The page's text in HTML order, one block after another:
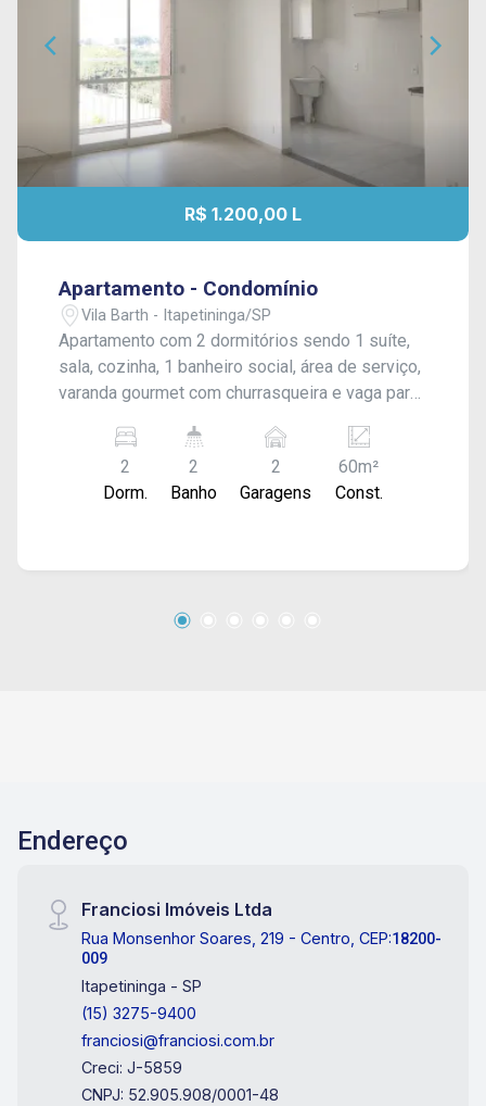
R$ 1.200,00 L
Apartamento - Condomínio
Vila Barth - Itapetininga/SP
Apartamento com 2 dormitórios sendo 1 suíte,
sala, cozinha, 1 banheiro social, área de serviço,
varanda gourmet com churrasqueira e vaga para
piso frio. Com box de vidro nos banheiros,
armários embutidos. Água, luz e gás individual!
Aluguel + condomínio, consulte-nos!
2
Dorm.
2
Banho
2
Garagens
60m²
Const.
Endereço
Franciosi Imóveis Ltda
Rua Monsenhor Soares, 219 - Centro, CEP:18200-
009
Itapetininga - SP
(15) 3275-9400
franciosi@franciosi.com.br
Creci: J-5859
CNPJ: 52.905.908/0001-48